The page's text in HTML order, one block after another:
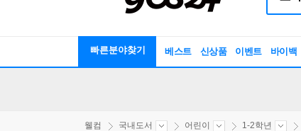
빠른분야찾기 베스트 신상품 이벤트 바이백
웰컴 국내도서 어린이 1-2학년